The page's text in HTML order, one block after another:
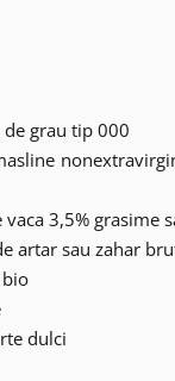
grau tip 000
3,5% grasime
artar sau zahar
dulci